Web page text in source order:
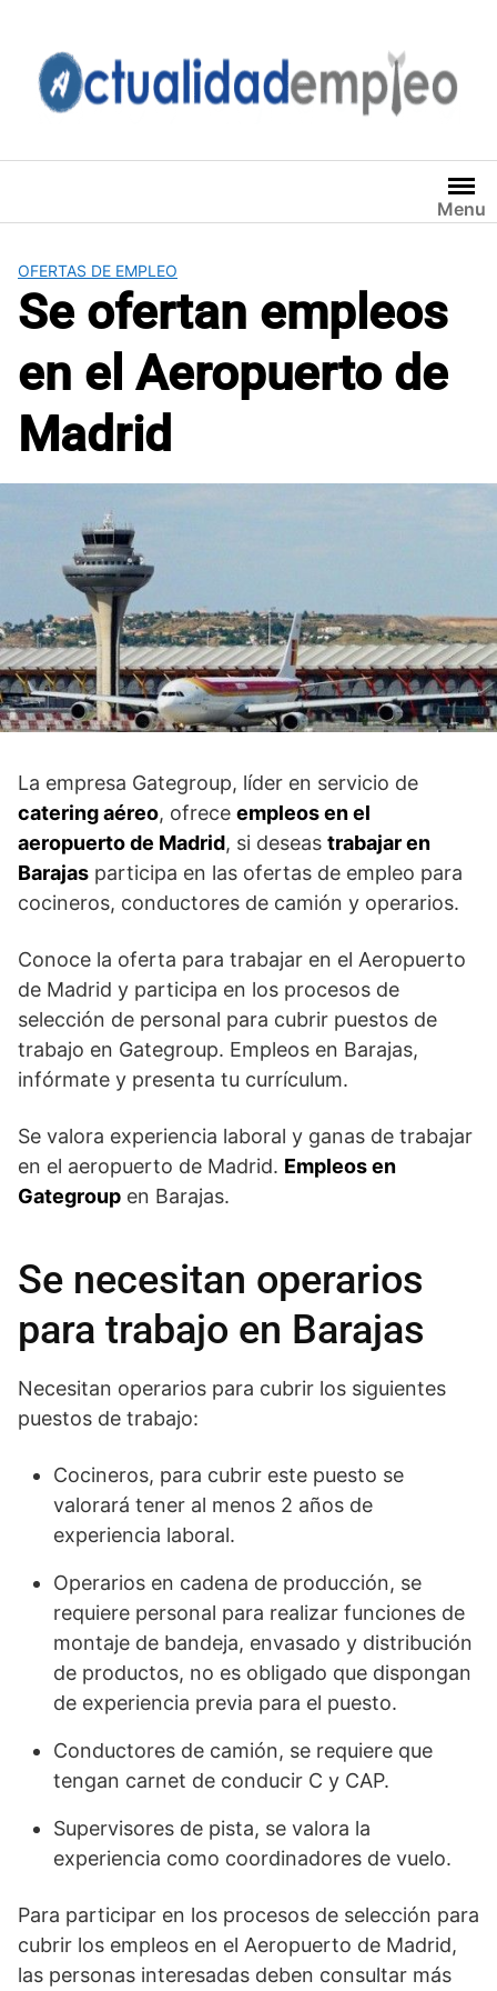
contenido
Menu
OFERTAS DE EMPLEO
Se ofertan empleos
en el Aeropuerto de
Madrid
La empresa Gategroup, líder en servicio de
catering aéreo, ofrece empleos en el
aeropuerto de Madrid, si deseas trabajar en
Barajas participa en las ofertas de empleo para
cocineros, conductores de camión y operarios.
Conoce la oferta para trabajar en el Aeropuerto
de Madrid y participa en los procesos de
selección de personal para cubrir puestos de
trabajo en Gategroup. Empleos en Barajas,
infórmate y presenta tu currículum.
Se valora experiencia laboral y ganas de trabajar
en el aeropuerto de Madrid. Empleos en
Gategroup en Barajas.
Se necesitan operarios
para trabajo en Barajas
Necesitan operarios para cubrir los siguientes
puestos de trabajo:
Cocineros, para cubrir este puesto se
valorará tener al menos 2 años de
experiencia laboral.
Operarios en cadena de producción, se
requiere personal para realizar funciones de
montaje de bandeja, envasado y distribución
de productos, no es obligado que dispongan
de experiencia previa para el puesto.
Conductores de camión, se requiere que
tengan carnet de conducir C y CAP.
Supervisores de pista, se valora la
experiencia como coordinadores de vuelo.
Para participar en los procesos de selección para
cubrir los empleos en el Aeropuerto de Madrid,
las personas interesadas deben consultar más